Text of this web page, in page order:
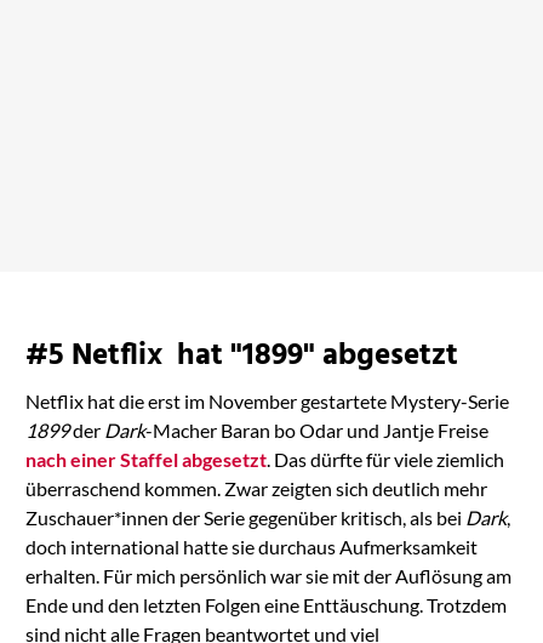
#5 Netflix hat "1899" abgesetzt
Netflix hat die erst im November gestartete Mystery-Serie
1899der Dark-Macher Baran bo Odar und Jantje Freise
nach einer Staffel abgesetzt. Das dürfte für viele ziemlich
überraschend kommen. Zwar zeigten sich deutlich mehr
Zuschauer*innen der Serie gegenüber kritisch, als bei Dark,
doch international hatte sie durchaus Aufmerksamkeit
erhalten. Für mich persönlich war sie mit der Auflösung am
Ende und den letzten Folgen eine Enttäuschung. Trotzdem
sind nicht alle Fragen beantwortet und viel